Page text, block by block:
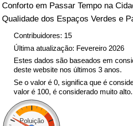
Conforto em Passar Tempo na
Qualidade dos Espaços Verdes e
Contribuidores: 15
Última atualização: Fevereiro 2026
Estes dados são baseados em
deste website nos últimos 3 anos.
Se o valor é 0, significa que é
valor é 100, é considerado muito alto.
Poluição
Trânsito
Indicador de Trânsito
Indicador de Trânsito (Atual)
Indicador de Trânsito por País